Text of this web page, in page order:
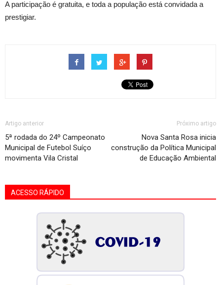
A participação é gratuita, e toda a população está convidada a
prestigiar.
Artigo anterior
5ª rodada do 24º Campeonato
Municipal de Futebol Suíço
movimenta Vila Cristal
Próximo artigo
Nova Santa Rosa inicia
construção da Política Municipal
de Educação Ambiental
ACESSO RÁPIDO